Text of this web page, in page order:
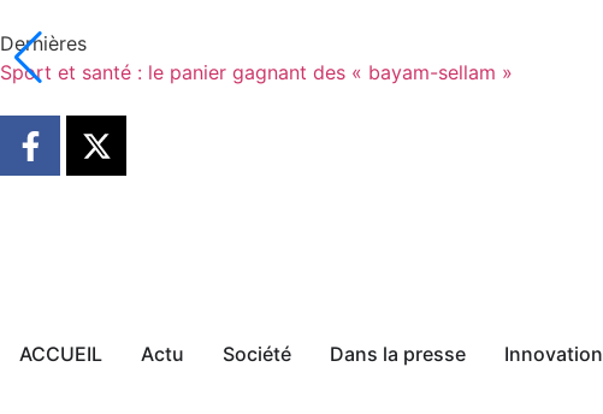
Dernières
Sport et santé : le panier gagnant des « bayam-sellam »
ACCUEIL Actu Société Dans la presse Innovation